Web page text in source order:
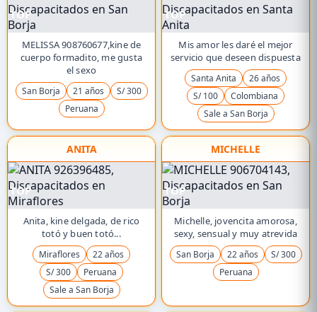
TOP
MELISSA 908760677,kine de
cuerpo formadito, me gusta
el sexo
San Borja 21 años
S/ 300
Peruana
TOP
Mis amor les daré el mejor
servicio que deseen dispuesta
Santa Anita
26 años
S/ 100
Colombiana
Sale a San Borja
ANITA
TOP
Anita, kine delgada, de rico
totó y buen totó...
Miraflores
22 años
S/ 300
Peruana
Sale a San Borja
MICHELLE
TOP
Michelle, jovencita amorosa,
sexy, sensual y muy atrevida
San Borja 22 años
S/ 300
Peruana